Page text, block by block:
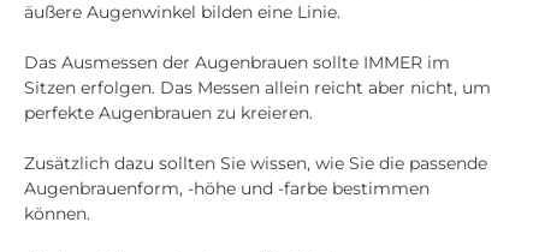
äußere Augenwinkel bilden eine Linie.
Das Ausmessen der Augenbrauen sollte IMMER im
Sitzen erfolgen. Das Messen allein reicht aber nicht, um
perfekte Augenbrauen zu kreieren.
Zusätzlich dazu sollten Sie wissen, wie Sie die passende
Augenbrauenform, -höhe und -farbe bestimmen
können.